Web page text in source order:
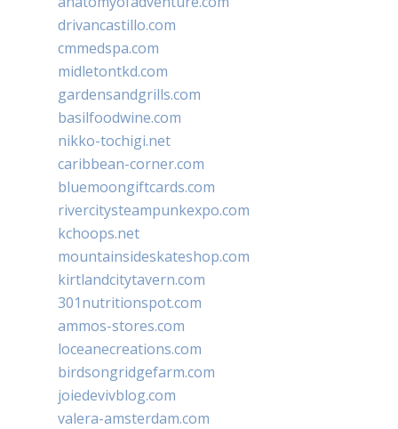
drivancastillo.com
cmmedspa.com
midletontkd.com
gardensandgrills.com
basilfoodwine.com
nikko-tochigi.net
caribbean-corner.com
bluemoongiftcards.com
rivercitysteampunkexpo.com
kchoops.net
mountainsideskateshop.com
kirtlandcitytavern.com
301nutritionspot.com
ammos-stores.com
loceanecreations.com
birdsongridgefarm.com
joiedevivblog.com
valera-amsterdam.com